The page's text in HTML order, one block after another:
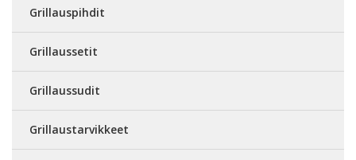
Grillauspihdit
Grillaussetit
Grillaussudit
Grillaustarvikkeet